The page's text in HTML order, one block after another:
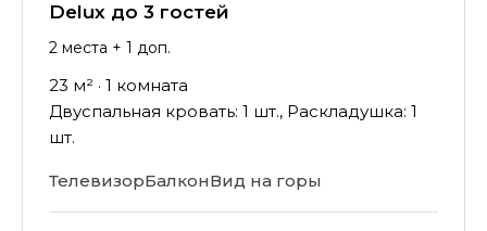
Delux до 3 гостей
2 места + 1 доп.
23 м² · 1 комната
Двуспальная кровать: 1 шт., Раскладушка: 1
шт.
ТелевизорБалконВид на горы